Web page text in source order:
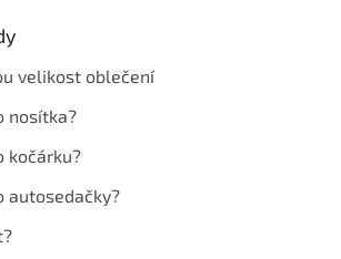
velikost oblečení
nosítka?
kočárku?
autosedačky?